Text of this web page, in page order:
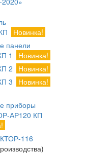
Новинка!
панели
1
Новинка!
2
Новинка!
3
Новинка!
приборы
АР120 КП
116